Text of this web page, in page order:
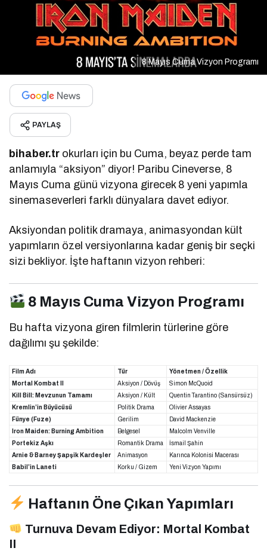
8 Mayıs Cuma Vizyon Programı
PAYLAŞ
bihaber.tr okurları için bu Cuma, beyaz perde tam
anlamıyla “aksiyon” diyor! Paribu Cineverse, 8
Mayıs Cuma günü vizyona girecek 8 yeni yapımla
sinemaseverleri farklı dünyalara davet ediyor.
Aksiyondan politik dramaya, animasyondan kült
yapımların özel versiyonlarına kadar geniş bir seçki
sizi bekliyor. İşte haftanın vizyon rehberi:
8 Mayıs Cuma Vizyon Programı
Bu hafta vizyona giren filmlerin türlerine göre
dağılımı şu şekilde:
Film Adı Tür
Yönetmen / Özellik
Mortal Kombat II
Aksiyon / Dövüş
Simon McQuoid
Kill Bill: Mevzunun Tamamı
Aksiyon / Kült
Quentin Tarantino (Sansürsüz)
Kremlin’in Büyücüsü
Politik Drama
Olivier Assayas
Fünye (Fuze)
Gerilim
David Mackenzie
Iron Maiden: Burning Ambition
Belgesel
Malcolm Venville
Portekiz Aşkı
Romantik Drama
İsmail Şahin
Arnie & Barney Şapşik Kardeşler
Animasyon
Karınca Kolonisi Macerası
Babil’in Laneti
Korku / Gizem Yeni Vizyon Yapımı
Haftanın Öne Çıkan Yapımları
Turnuva Devam Ediyor: Mortal Kombat
II